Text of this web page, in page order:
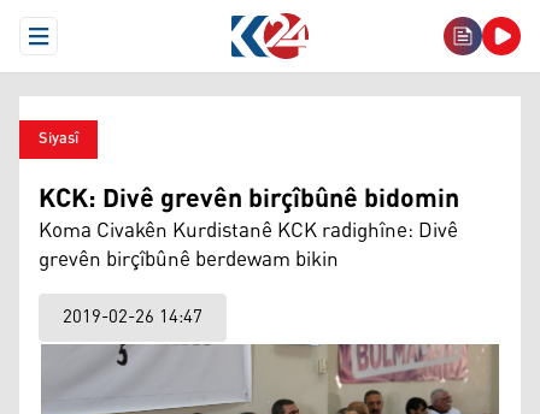
Open Menu
Siyasî
KCK: Divê grevên birçîbûnê bidomin
Koma Civakên Kurdistanê KCK radighîne: Divê
grevên birçîbûnê berdewam bikin
2019-02-26 14:47